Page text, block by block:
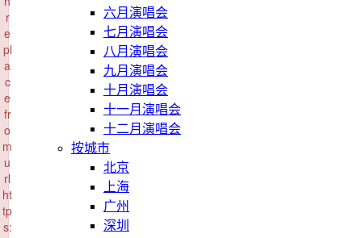
六月演唱会
七月演唱会
八月演唱会
九月演唱会
十月演唱会
十一月演唱会
十二月演唱会
按城市
北京
上海
广州
深圳
r
e
pl
a
c
e
fr
o
m
u
rl
ht
tp
s: